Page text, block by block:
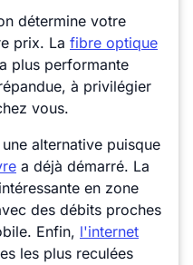
détermine votre
prix. La fibre optique
plus performante
à privilégier
vous.
alternative puisque
a déjà démarré. La
en zone
des débits proches
Enfin, l'internet
les plus reculées